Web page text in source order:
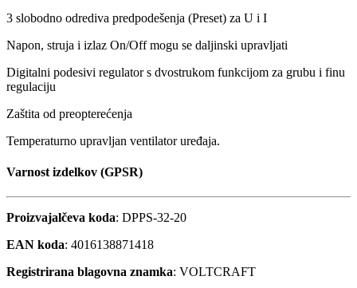
3 slobodno odrediva predpodešenja (Preset) za U i I
Napon, struja i izlaz On/Off mogu se daljinski upravljati
Digitalni podesivi regulator s dvostrukom funkcijom za grubu i finu
regulaciju
Zaštita od preopterećenja
Temperaturno upravljan ventilator uređaja.
Varnost izdelkov (GPSR)
Proizvajalčeva koda: DPPS-32-20
EAN koda: 4016138871418
Registrirana blagovna znamka: VOLTCRAFT